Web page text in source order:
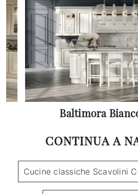
Baltimora
CONTINUA A
Cucine classiche Scavolini